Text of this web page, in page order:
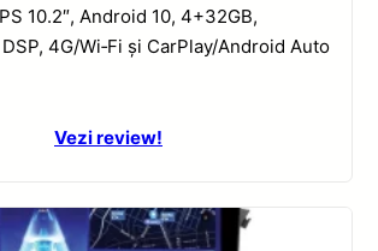
10.2″, Android 10, 4+32GB,
4G/Wi‑Fi și CarPlay/Android Auto
Vezi review!